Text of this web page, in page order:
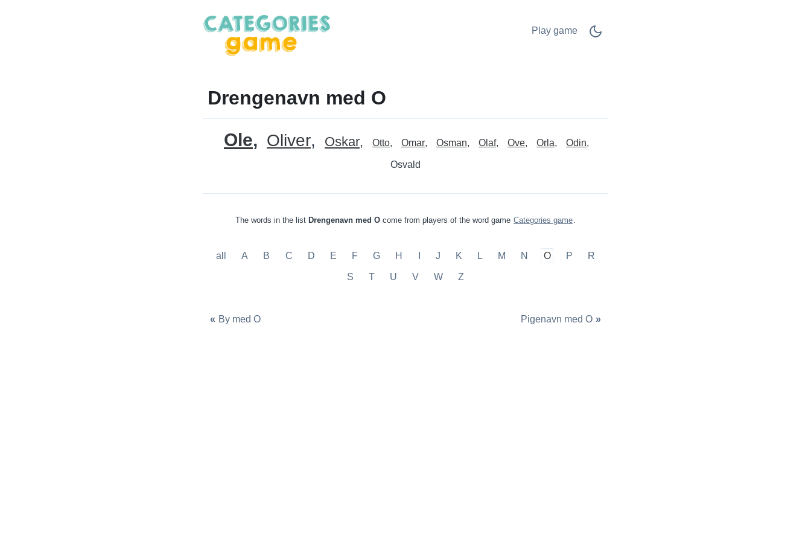
Play game
Drengenavn med O
Ole Oliver Oskar Otto Omar Osman Olaf Ove Orla Odin
Osvald
The words in the list Drengenavn med O come from players of the word game Categories game.
all A B C D E F G H J K L M N O P R
S T U V W Z
« By med O Pigenavn med O »